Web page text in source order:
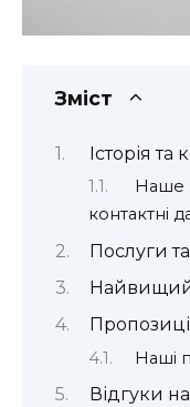
Зміст
Історія
Наше
контактні
Послуги
Найвищий
Наші
Відгуки